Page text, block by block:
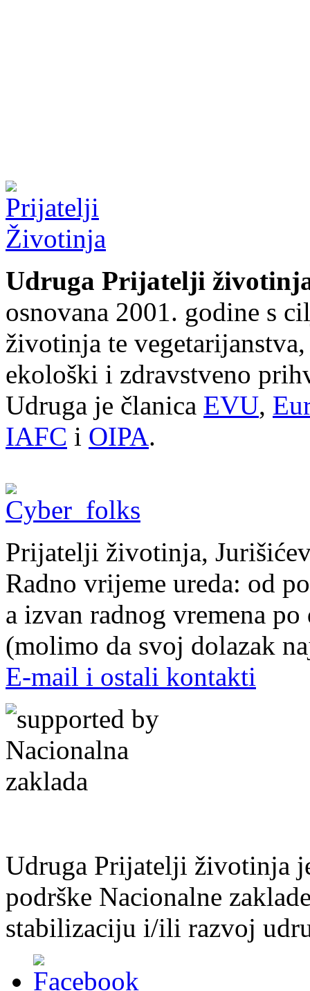
Udruga Prijatelji
osnovana 2001. godine s
životinja te
ekološki i zdravstveno
Udruga je članica EVU,
IAFC i OIPA.
Prijatelji životinja,
Radno vrijeme ureda: od
a izvan radnog vremena
(molimo da svoj dolazak
E-mail i ostali kontakti
Udruga Prijatelji životinja
podrške Nacionalne
stabilizaciju i/ili razvoj